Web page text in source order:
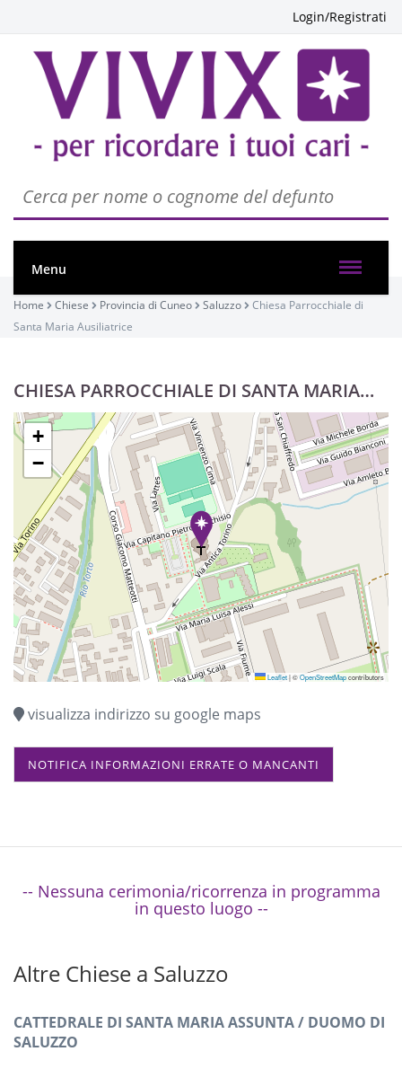
Login/Registrati
Menu
Home Chiese Provincia di Cuneo Saluzzo
Chiesa Parrocchiale di
Santa Maria Ausiliatrice
CHIESA PARROCCHIALE DI SANTA MARIA
AUSILIATRICE
+
−
Leaflet|©OpenStreetMapcontributors
visualizza indirizzo su google maps
NOTIFICA INFORMAZIONI ERRATE O MANCANTI
Altre Chiese a Saluzzo
CATTEDRALE DI SANTA MARIA ASSUNTA / DUOMO DI
SALUZZO
-- Nessuna cerimonia/ricorrenza in programma
in questo luogo --